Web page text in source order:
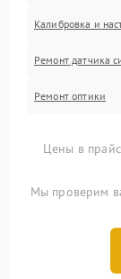
Калибровка и
Ремонт датчика
Ремонт оптики
Цены в
Мы проверим